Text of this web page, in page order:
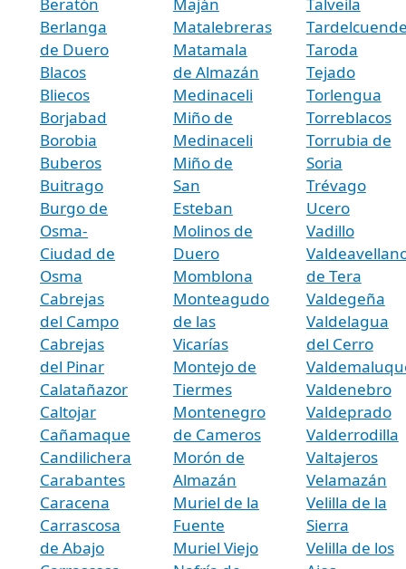
Berlanga
de Duero
Blacos
Bliecos
Borjabad
Borobia
Buberos
Buitrago
Burgo de
Osma-
Ciudad de
Osma
Cabrejas
del Campo
Cabrejas
del Pinar
Calatañazor
Caltojar
Cañamaque
Candilichera
Carabantes
Caracena
Carrascosa
de Abajo
Matalebreras
Matamala
de Almazán
Medinaceli
Miño de
Medinaceli
Miño de
San
Esteban
Molinos de
Duero
Momblona
Monteagudo
de las
Vicarías
Montejo de
Tiermes
Montenegro
de Cameros
Morón de
Almazán
Muriel de la
Fuente
Muriel Viejo
Taroda
Tejado
Torlengua
Torreblacos
Torrubia de
Soria
Trévago
Ucero
Vadillo
de Tera
Valdegeña
Valdelagua
del Cerro
Valdenebro
Valdeprado
Valderrodilla
Valtajeros
Velamazán
Velilla de la
Sierra
Velilla de los